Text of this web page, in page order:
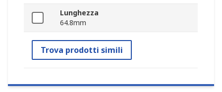
Lunghezza
64.8mm
Trova prodotti simili